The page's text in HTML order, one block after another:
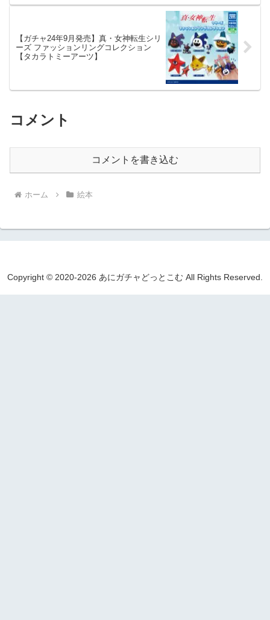
【ガチャ24年9月発売】真・女神転生シリ
ーズ ファッションリングコレクション
【タカラトミーアーツ】
コメント
コメントを書き込む
ホーム 絵本
Copyright © 2020-2026 あにガチャどっとこむ All Rights Reserved.